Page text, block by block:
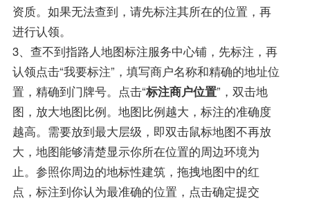
资质。如果无法查到，请先标注其所在的位置，再
进行认领。
3、查不到指路人地图标注服务中心铺，先标注，再
认领点击“我要标注”，填写商户名称和精确的地址位
置，精确到门牌号。点击“标注商户位置”，双击地
图，放大地图比例。地图比例越大，标注的准确度
越高。需要放到最大层级，即双击鼠标地图不再放
大，地图能够清楚显示你所在位置的周边环境为
止。参照你周边的地标性建筑，拖拽地图中的红
点，标注到你认为最准确的位置，点击确定提交